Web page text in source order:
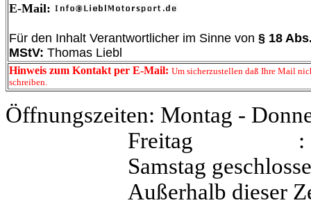
E-Mail:
Für den Inhalt Verantwortlicher im Sinne von § 18
MStV: Thomas Liebl
Hinweis zum Kontakt per E-Mail: Um sicherzustellen daß Ihre Mail
schreiben.
Öffnungszeiten: Montag -
Freitag :
Samstag
Außerhalb dieser